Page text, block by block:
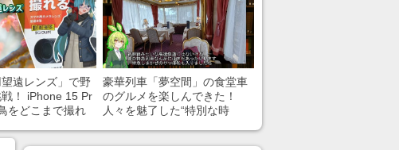
望遠レンズ」で野
！ iPhone 15 Pr
をどこまで撮れ
豪華列車「夢空間」の食堂車
のグルメを楽しんできた！
人々を魅了した“特別な時